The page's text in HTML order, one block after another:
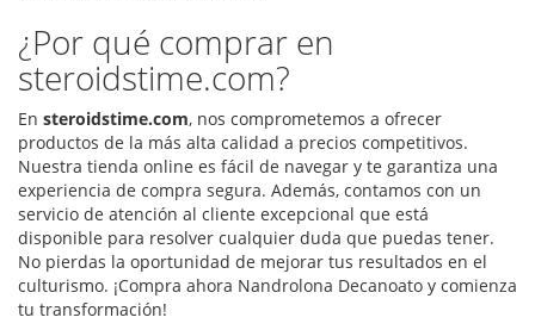
¿Por qué comprar en
steroidstime.com?
En steroidstime.com, nos comprometemos a ofrecer
productos de la más alta calidad a precios competitivos.
Nuestra tienda online es fácil de navegar y te garantiza una
experiencia de compra segura. Además, contamos con un
servicio de atención al cliente excepcional que está
disponible para resolver cualquier duda que puedas tener.
No pierdas la oportunidad de mejorar tus resultados en el
culturismo. ¡Compra ahora Nandrolona Decanoato y comienza
tu transformación!